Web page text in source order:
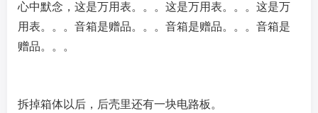
心中默念，这是万用表。。。这是万用表。。。这是万
用表。。。音箱是赠品。。。音箱是赠品。。。音箱是
赠品。。。
拆掉箱体以后，后壳里还有一块电路板。